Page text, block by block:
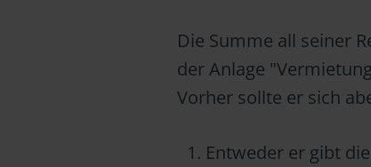
Die Summe all seiner
der Anlage
Vorher sollte er sich
Entweder er gibt